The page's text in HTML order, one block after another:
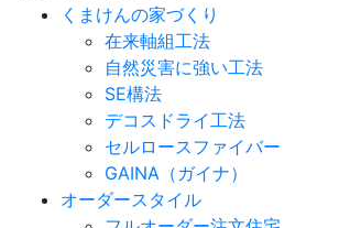
くまけんの家づくり
在来軸組工法
自然災害に強い工法
SE構法
デコスドライ工法
セルロースファイバー
GAINA（ガイナ）
オーダースタイル